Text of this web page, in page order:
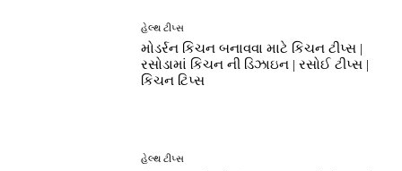
હેલ્થ ટીપ્સ
મોડર્રન કિચન બનાવવા માટે કિચન ટીપ્સ |
રસોડામાં કિચન ની ડિઝાઇન | રસોઈ ટીપ્સ |
કિચન ટિપ્સ
હેલ્થ ટીપ્સ